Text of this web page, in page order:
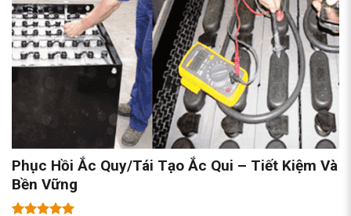
Phục Hồi Ắc Quy/Tái Tạo Ắc Qui – Tiết Kiệm Và
Bền Vững